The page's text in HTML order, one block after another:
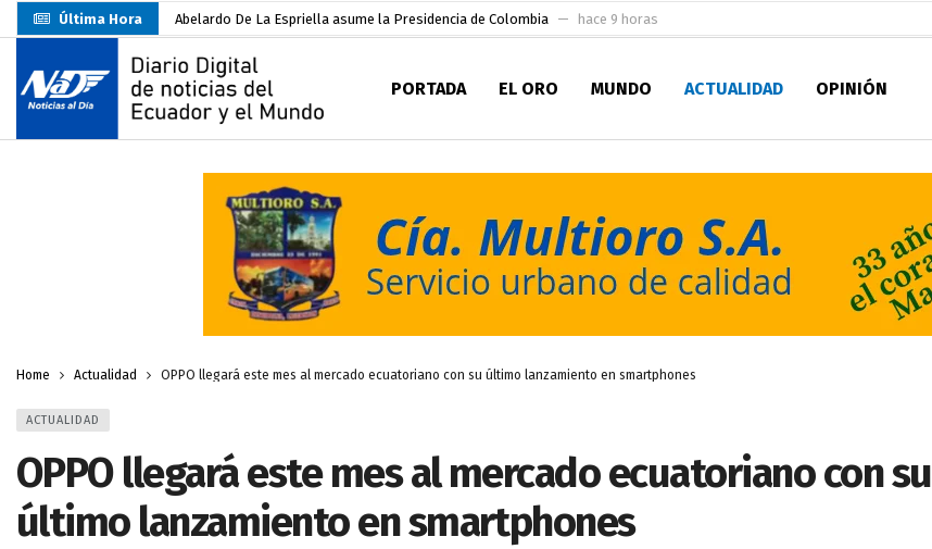
Última Hora Abelardo De La Espriella asume la Presidencia de Colombia hace 9 horas
Sin objeciones la candidatura de Carlos Rodríguez para la Alcaldía de Machala
Más de 3.800 escuelas estarían en riesgo por El Niño hace 19 horas
Nuevo Santa Rosa Sporting Club inicia su camino en la Serie A del Fútbol Femenino Nacional 2026
Unidad Popular confirma acuerdo político con RC, socialismo y Lista 70 en Pichincha y varias provincias
Delegación de El Oro fiscaliza propaganda electoral hace 2 días
Gobierno Estudiantil Ugartino 2026-2027, fue posesionado hace 2 días
Darwin Pereira oficializa su candidatura a la alcaldía de Machala hace 7 horas
PORTADA EL ORO MUNDO ACTUALIDAD OPINIÓN
Home Actualidad OPPO llegará este mes al mercado ecuatoriano con su último lanzamiento en smartphones
ACTUALIDAD
OPPO llegará este mes al mercado ecuatoriano con su
último lanzamiento en smartphones